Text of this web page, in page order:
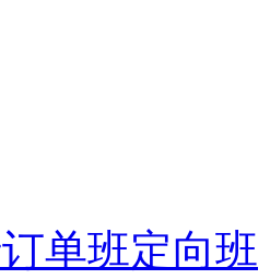
单班定向班